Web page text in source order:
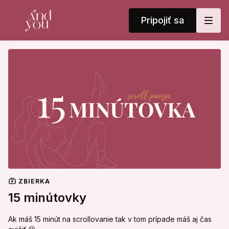
Pripojiť sa
ZBIERKA
15 minútovky
Ak máš 15 minút na scrollovanie tak v tom prípade máš aj čas